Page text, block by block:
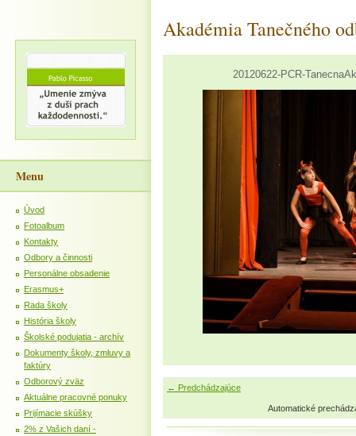
Akadémia Tanečného
20120622-PCR-
← Predchádzajúce
Automatické
Menu
Úvod
Fotoalbum
Kontakty
Odbory a činnosti
Personálne obsadenie
Erasmus+
Rada školy
História školy
Školské podujatia - archív
Dokumenty školy, zmluvy a
faktúry
Odborový zväz
Aktuálne pracovné ponuky
Prijímacie skúšky
2% z Vašich daní -